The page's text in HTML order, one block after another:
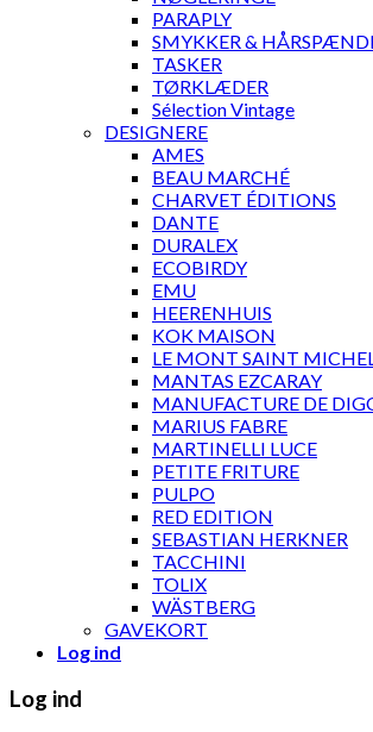
PARAPLY
SMYKKER &
TASKER
TØRKLÆDER
Sélection Vintage
DESIGNERE
AMES
BEAU MARCHÉ
CHARVET ÉDITIONS
DANTE
DURALEX
ECOBIRDY
EMU
HEERENHUIS
KOK MAISON
LE MONT SAINT
MANTAS EZCARAY
MANUFACTURE DE
MARIUS FABRE
MARTINELLI LUCE
PETITE FRITURE
PULPO
RED EDITION
SEBASTIAN HERKNER
TACCHINI
TOLIX
WÄSTBERG
GAVEKORT
Log ind
Log ind